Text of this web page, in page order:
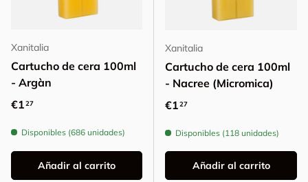
Xanitalia
Cartucho de cera 100ml
- Argàn
Precio normal
€127
Disponibles (686 unidades)
Añadir al carrito
Xanitalia
Cartucho de cera 100ml
- Nacree (Micromica)
Precio normal
€127
Disponibles (118 unidades)
Añadir al carrito